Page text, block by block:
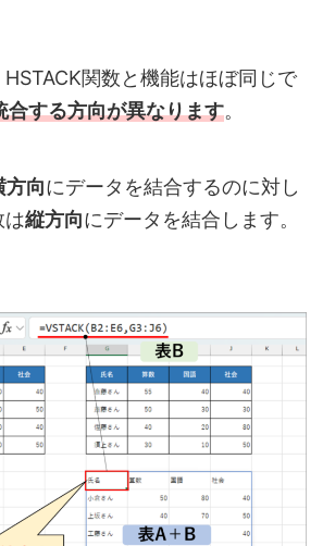
関数と機能はほぼ同じで
合する方向が異なります。
方向にデータを結合するのに対し
は縦方向にデータを結合します。